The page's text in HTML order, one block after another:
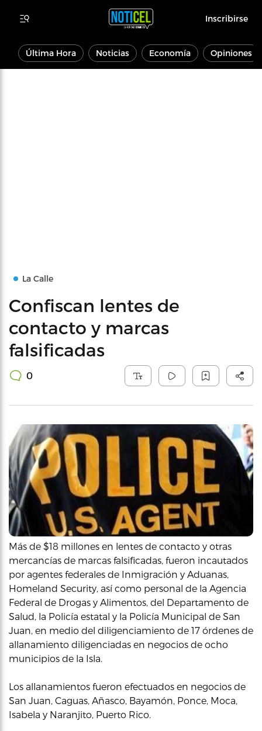
Inscribirse
Última Hora Noticias Economía Opiniones
La Calle
Confiscan lentes de
contacto y marcas
falsificadas
0
Más de $18 millones en lentes de contacto y otras
mercancías de marcas falsificadas, fueron incautados
por agentes federales de Inmigración y Aduanas,
Homeland Security, así como personal de la Agencia
Federal de Drogas y Alimentos, del Departamento de
Salud, la Policía estatal y la Policía Municipal de San
Juan, en medio del diligenciamiento de 17 órdenes de
allanamiento diligenciadas en negocios de ocho
municipios de la Isla.
Los allanamientos fueron efectuados en negocios de
San Juan, Caguas, Añasco, Bayamón, Ponce, Moca,
Isabela y Naranjito, Puerto Rico.